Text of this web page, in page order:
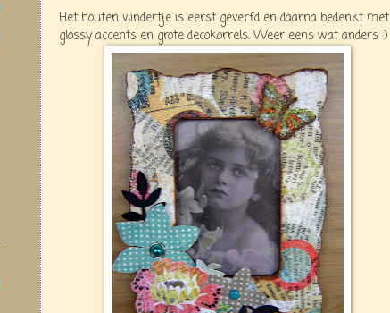
Het houten vlindertje is eerst geverfd en daarna bedenkt met
glossy accents en grote decokorrels. Weer eens wat anders :)